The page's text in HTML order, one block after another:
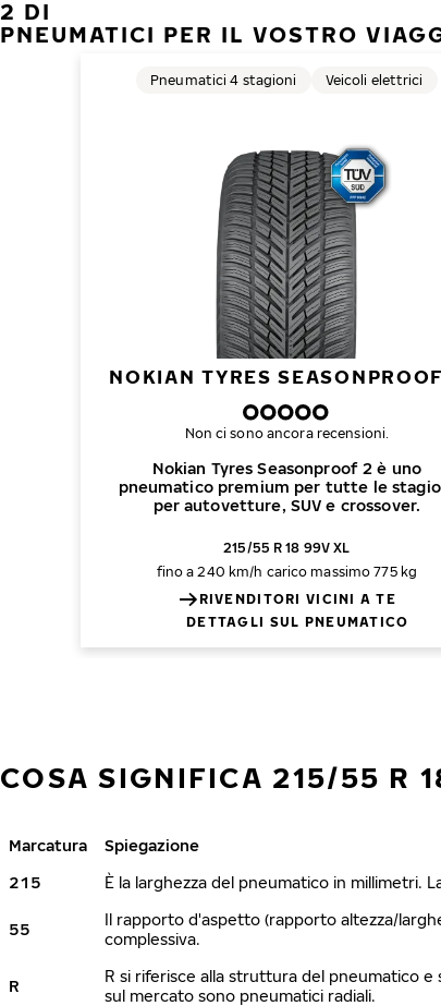
2 DI
PNEUMATICI PER IL VOSTRO
NOKIAN TYRES
Nokian Tyres Seasonproof 2 è uno
pneumatico premium per tutte le
per autovetture, SUV e crossover.
Pneumatici 4 stagioni Veicoli elettrici
Non ci sono ancora recensioni.
215/55 R 18 99V XL
fino a 240 km/h carico massimo 775 kg
RIVENDITORI VICINI A TE
DETTAGLI SUL PNEUMATICO
COSA SIGNIFICA 215/55 R
Marcatura
Spiegazione
215
È la larghezza del pneumatico in millimetri.
55
Il rapporto d'aspetto (rapporto altezza/
complessiva.
R
R si riferisce alla struttura del pneumatico
sul mercato sono pneumatici radiali.